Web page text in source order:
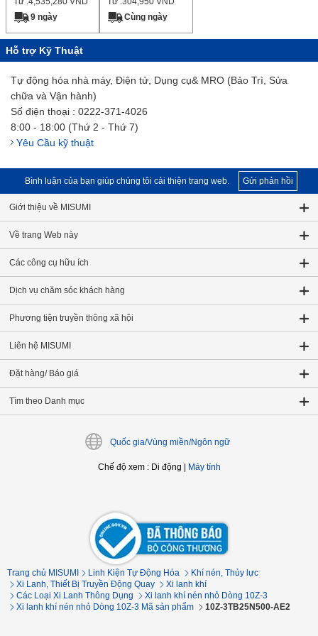
9 ngày
Cùng ngày
Hỗ trợ Kỹ Thuật
Tự động hóa nhà máy, Điện tử, Dụng cụ& MRO (Bảo Trì, Sửa
chữa và Vận hành)
Số điện thoại : 0222-371-4026
8:00 - 18:00 (Thứ 2 - Thứ 7)
Yêu Cầu kỹ thuật
Bình luận của bạn giúp chúng tôi cải thiện trang web. Gửi phản hồi
Giới thiệu về MISUMI
Về trang Web này
Các công cụ hữu ích
Dịch vụ chăm sóc khách hàng
Phương tiện truyền thông xã hội
Liên hệ MISUMI
Đặt hàng/ Báo giá
Tìm theo Danh mục
Quốc gia/Vùng miền/Ngôn ngữ
Chế độ xem: Di động Máy tính
Trang chủ MISUMI Linh Kiện Tự Động Hóa
Khí nén, Thủy lực
Xi Lanh, Thiết Bị Truyền Động Quay
Xi lanh khí
Các Loại Xi Lanh Thông Dụng
Xi lanh khí nén nhỏ Dòng 10Z-3
Xi lanh khí nén nhỏ Dòng 10Z-3 Mã sản phẩm
10Z-3TB25N500-AE2